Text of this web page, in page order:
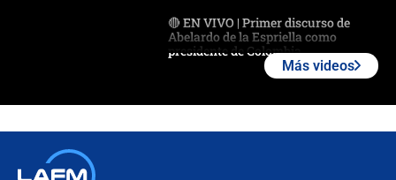
🔴 EN VIVO | Primer discurso de
Abelardo de la Espriella como
presidente de Colombia
Más videos